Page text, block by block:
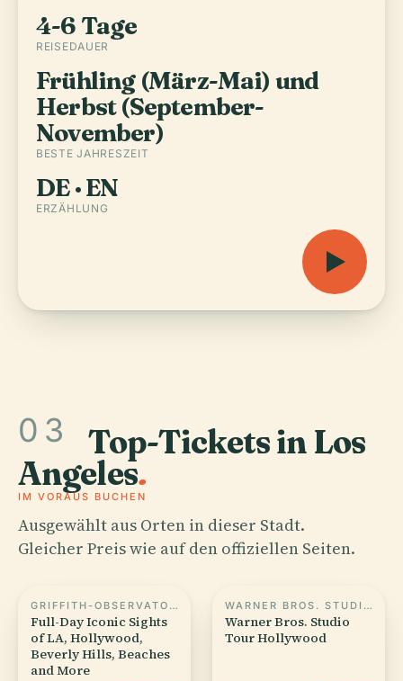
4-6 Tage
REISEDAUER
Frühling (März-Mai) und
Herbst (September-
November)
BESTE JAHRESZEIT
DE · EN
ERZÄHLUNG
03 Top-Tickets in Los
Angeles.
IM VORAUS BUCHEN
Ausgewählt aus Orten in dieser Stadt.
Gleicher Preis wie auf den offiziellen Seiten.
GRIFFITH-OBSERVATORIUM
Full-Day Iconic Sights
of LA, Hollywood,
Beverly Hills, Beaches
and More
WARNER BROS. STUDIO TOUR HOLLYWOOD
Warner Bros. Studio
Tour Hollywood